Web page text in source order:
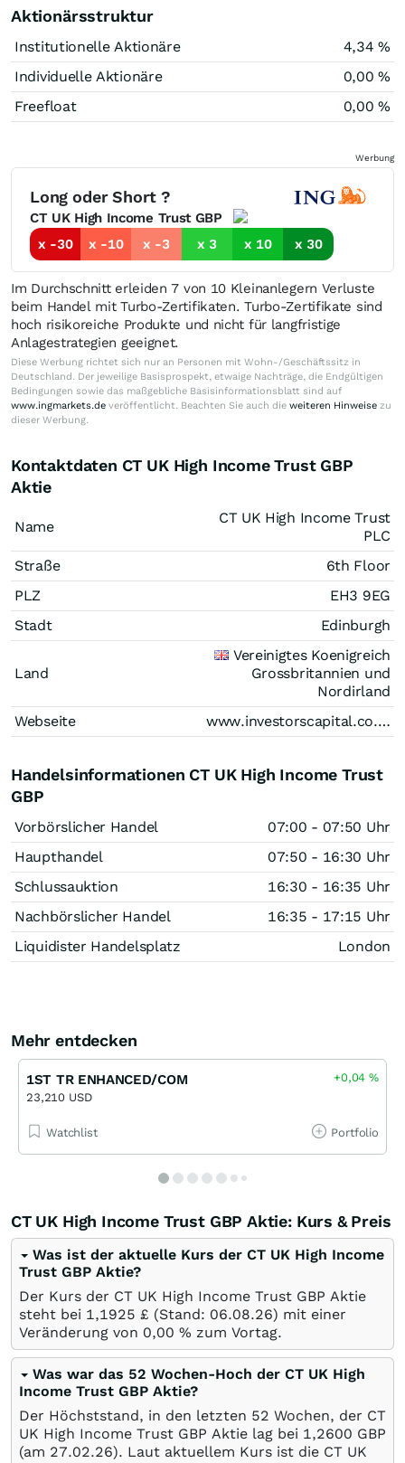
Aktionärsstruktur
Institutionelle Aktionäre
4,34 %
Individuelle Aktionäre
0,00 %
Freefloat
0,00 %
Werbung
Long oder Short ?
CT UK High Income Trust GBP
x -30
x -10 x -3 x 3 x 10 x 30
Im Durchschnitt erleiden 7 von 10 Kleinanlegern Verluste
beim Handel mit Turbo-Zertifikaten. Turbo-Zertifikate sind
hoch risikoreiche Produkte und nicht für langfristige
Anlagestrategien geeignet.
Diese Werbung richtet sich nur an Personen mit Wohn-/Geschäftssitz in
Deutschland. Der jeweilige Basisprospekt, etwaige Nachträge, die Endgültigen
Bedingungen sowie das maßgebliche Basisinformationsblatt sind auf
www.ingmarkets.de veröffentlicht. Beachten Sie auch die weiteren Hinweise zu
dieser Werbung.
Kontaktdaten CT UK High Income Trust GBP
Aktie
Name
CT UK High Income Trust
PLC
Straße
6th Floor
PLZ
EH3 9EG
Stadt
Edinburgh
Land
Vereinigtes Koenigreich
Grossbritannien und
Nordirland
Webseite
www.investorscapital.co.uk
Handelsinformationen CT UK High Income Trust
GBP
Vorbörslicher Handel
07:00 - 07:50 Uhr
Haupthandel
07:50 - 16:30 Uhr
Schlussauktion
16:30 - 16:35 Uhr
Nachbörslicher Handel
16:35 - 17:15 Uhr
Liquidister Handelsplatz
London
Mehr entdecken
1ST TR ENHANCED/COM
23,210 USD
+0,04%
Watchlist Portfolio
CT UK High Income Trust GBP Aktie: Kurs & Preis
Was ist der aktuelle Kurs der CT UK High Income
Trust GBP Aktie?
Der Kurs der CT UK High Income Trust GBP Aktie
steht bei 1,1925 £ (Stand: 06.08.26) mit einer
Veränderung von 0,00 % zum Vortag.
Was war das 52 Wochen-Hoch der CT UK High
Income Trust GBP Aktie?
Der Höchststand, in den letzten 52 Wochen, der CT
UK High Income Trust GBP Aktie lag bei 1,2600 GBP
(am 27.02.26). Laut aktuellem Kurs ist die CT UK